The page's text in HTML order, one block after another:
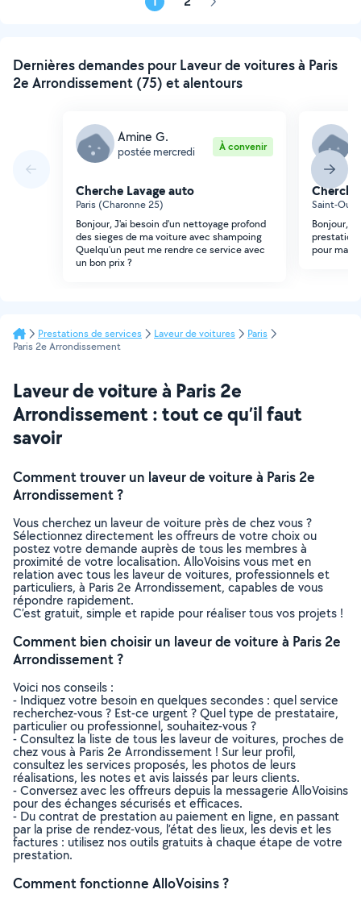
Page
Dernières demandes pour Laveur de voitures à Paris
2e Arrondissement (75) et alentours
Amine G.
postée mercredi À convenir
Cherche Lavage auto
Paris (Charonne 25)
Bonjour, J'ai besoin d'un nettoyage profond
des sieges de ma voiture avec shampoing
Quelqu'un peut me rendre ce service avec
un bon prix ?
Saint-
Bonjour,
prestation
pour ma
Prestations de services Laveur de voitures
Paris
Paris 2e Arrondissement
Laveur de voiture à Paris 2e
Arrondissement : tout ce qu’il faut
savoir
Comment trouver un laveur de voiture à Paris 2e
Arrondissement ?
Vous cherchez un laveur de voiture près de chez vous ?
Sélectionnez directement les offreurs de votre choix ou
postez votre demande auprès de tous les membres à
proximité de votre localisation. AlloVoisins vous met en
relation avec tous les laveur de voitures, professionnels et
particuliers, à Paris 2e Arrondissement, capables de vous
répondre rapidement.
C’est gratuit, simple et rapide pour réaliser tous vos projets !
Comment bien choisir un laveur de voiture à Paris 2e
Arrondissement ?
Voici nos conseils :
- Indiquez votre besoin en quelques secondes : quel service
recherchez-vous ? Est-ce urgent ? Quel type de prestataire,
particulier ou professionnel, souhaitez-vous ?
- Consultez la liste de tous les laveur de voitures, proches de
chez vous à Paris 2e Arrondissement ! Sur leur profil,
consultez les services proposés, les photos de leurs
réalisations, les notes et avis laissés par leurs clients.
- Conversez avec les offreurs depuis la messagerie AlloVoisins
pour des échanges sécurisés et efficaces.
- Du contrat de prestation au paiement en ligne, en passant
par la prise de rendez-vous, l’état des lieux, les devis et les
factures : utilisez nos outils gratuits à chaque étape de votre
prestation.
Comment fonctionne AlloVoisins ?